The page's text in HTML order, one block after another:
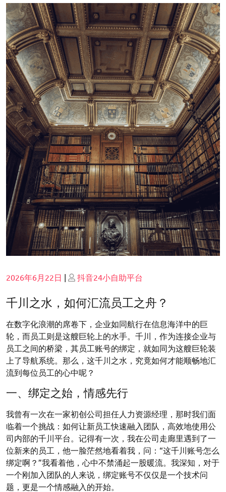
Posted
2026年6月22日 | Posted
抖音24小自助平台
千川之水，如何汇流员工之舟？
在数字化浪潮的席卷下，企业如同航行在信息海洋中的巨
轮，而员工则是这艘巨轮上的水手。千川，作为连接企业与
员工之间的桥梁，其员工账号的绑定，就如同为这艘巨轮装
上了导航系统。那么，这千川之水，究竟如何才能顺畅地汇
流到每位员工的心中呢？
一、绑定之始，情感先行
我曾有一次在一家初创公司担任人力资源经理，那时我们面
临着一个挑战：如何让新员工快速融入团队，高效地使用公
司内部的千川平台。记得有一次，我在公司走廊里遇到了一
位新来的员工，他一脸茫然地看着我，问：“这千川账号怎么
绑定啊？”我看着他，心中不禁涌起一股暖流。我深知，对于
一个刚加入团队的人来说，绑定账号不仅仅是一个技术问
题，更是一个情感融入的开始。